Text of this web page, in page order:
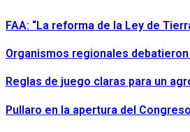
FAA: “La reforma de la Ley de
Organismos regionales
Reglas de juego claras para un
Pullaro en la apertura del